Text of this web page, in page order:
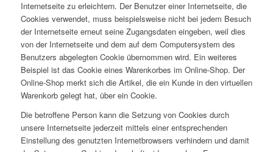
Internetseite zu erleichtern. Der Benutzer einer Internetseite, die
Cookies verwendet, muss beispielsweise nicht bei jedem Besuch
der Internetseite erneut seine Zugangsdaten eingeben, weil dies
von der Internetseite und dem auf dem Computersystem des
Benutzers abgelegten Cookie übernommen wird. Ein weiteres
Beispiel ist das Cookie eines Warenkorbes im Online-Shop. Der
Online-Shop merkt sich die Artikel, die ein Kunde in den virtuellen
Warenkorb gelegt hat, über ein Cookie.
Die betroffene Person kann die Setzung von Cookies durch
unsere Internetseite jederzeit mittels einer entsprechenden
Einstellung des genutzten Internetbrowsers verhindern und damit